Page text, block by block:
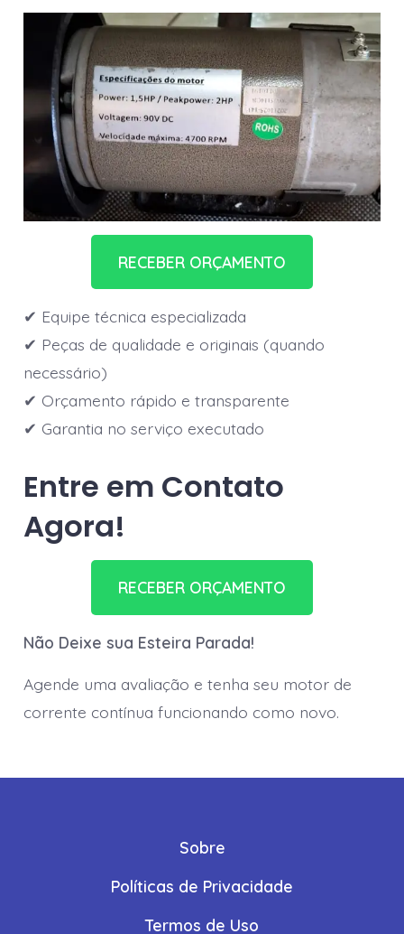
RECEBER ORÇAMENTO
✔ Equipe técnica especializada
✔ Peças de qualidade e originais (quando
necessário)
✔ Orçamento rápido e transparente
✔ Garantia no serviço executado
Entre em Contato
Agora!
RECEBER ORÇAMENTO
Não Deixe sua Esteira Parada!
Agende uma avaliação e tenha seu motor de
corrente contínua funcionando como novo.
Sobre
Políticas de Privacidade
Termos de Uso